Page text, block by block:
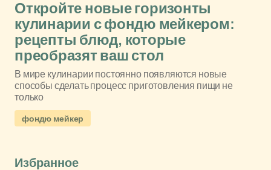
Откройте новые горизонты
кулинарии с фондю мейкером:
рецепты блюд, которые
преобразят ваш стол
В мире кулинарии постоянно появляются новые
способы сделать процесс приготовления пищи не
только
фондю мейкер
Избранное